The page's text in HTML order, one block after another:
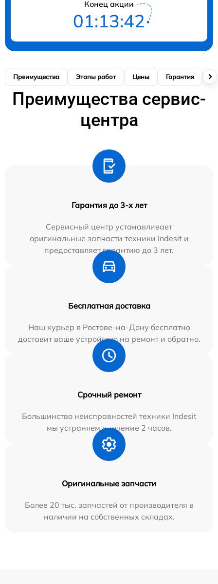
Конец акции
01:13:41
Преимущества Этапы работ Цены Гарантия
Преимущества сервис-
центра
Гарантия до 3-х лет
Сервисный центр устанавливает
оригинальные запчасти техники Indesit и
предоставляет гарантию до 3 лет.
Бесплатная доставка
Наш курьер в Ростове-на-Дону бесплатно
доставит ваше устройство на ремонт и обратно.
Срочный ремонт
Большинство неисправностей техники Indesit
мы устраняем в течение 2 часов.
Оригинальные запчасти
Более 20 тыс. запчастей от производителя в
наличии на собственных складах.